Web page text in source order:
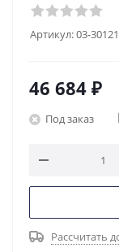
Артикул:03-
46 684 ₽
Под заказ
Рассчитать